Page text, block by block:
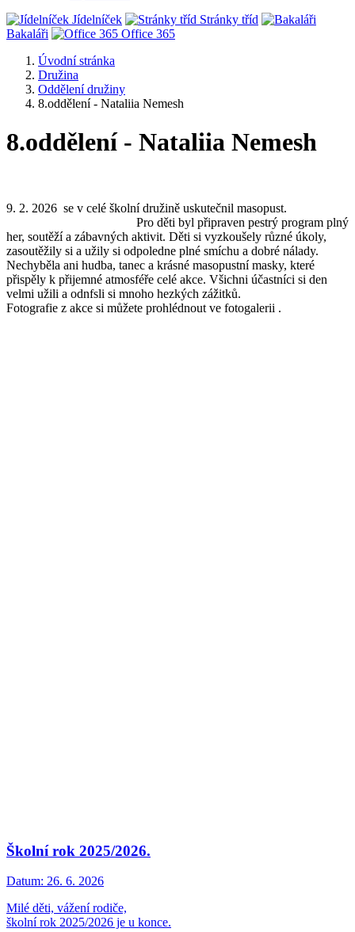
Jídelníček
Stránky tříd
Bakaláři
Office 365
Úvodní stránka
Družina
Oddělení družiny
8.oddělení - Nataliia Nemesh
8.oddělení - Nataliia Nemesh
9. 2. 2026 se v celé školní družině uskutečnil masopust.
Pro děti byl připraven pestrý program plný
her, soutěží a zábavných aktivit. Děti si vyzkoušely různé úkoly,
zasoutěžily si a užily si odpoledne plné smíchu a dobré nálady.
Nechyběla ani hudba, tanec a krásné masopustní masky, které
přispěly k přijemné atmosféře celé akce. Všichni účastníci si den
velmi užili a odnfsli si mnoho hezkých zážitků.
Fotografie z akce si můžete prohlédnout ve fotogalerii .
Školní rok 2025/2026.
Datum: 26. 6. 2026
Milé děti, vážení rodiče,
školní rok 2025/2026 je u konce.